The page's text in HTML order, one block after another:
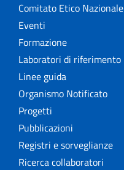
Comitato Etico Nazionale
Eventi
Formazione
Laboratori di riferimento
Linee guida
Organismo Notificato
Progetti
Pubblicazioni
Registri e sorveglianze
Ricerca collaboratori